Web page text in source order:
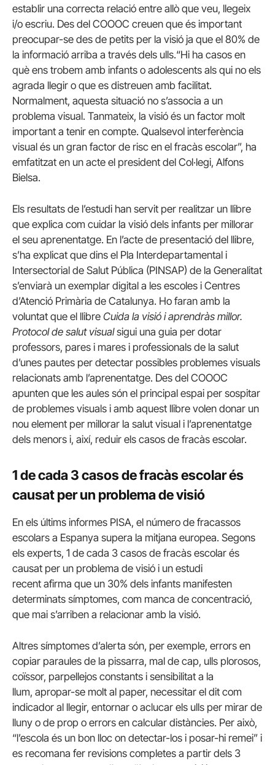
establir una correcta relació entre allò que veu, llegeix
i/o escriu. Des del COOOC creuen que és important
preocupar-se des de petits per la visió ja que el 80% de
la informació arriba a través dels ulls.“Hi ha casos en
què ens trobem amb infants o adolescents als qui no els
agrada llegir o que es distreuen amb facilitat.
Normalment, aquesta situació no s’associa a un
problema visual. Tanmateix, la visió és un factor molt
important a tenir en compte. Qualsevol interferència
visual és un gran factor de risc en el fracàs escolar”, ha
emfatitzat en un acte el president del Col·legi, Alfons
Bielsa.
Els resultats de l’estudi han servit per realitzar un llibre
que explica com cuidar la visió dels infants per millorar
el seu aprenentatge. En l’acte de presentació del llibre,
s’ha explicat que dins el Pla Interdepartamental i
Intersectorial de Salut Pública (PINSAP) de la Generalitat
s’enviarà un exemplar digital a les escoles i Centres
d’Atenció Primària de Catalunya. Ho faran amb la
voluntat que el llibre Cuida la visió i aprendràs millor.
Protocol de salut visualsigui una guia per dotar
professors, pares i mares i professionals de la salut
d’unes pautes per detectar possibles problemes visuals
relacionats amb l’aprenentatge. Des del COOOC
apunten que les aules són el principal espai per sospitar
de problemes visuals i amb aquest llibre volen donar un
nou element per millorar la salut visual i l’aprenentatge
dels menors i, així, reduir els casos de fracàs escolar.
1 de cada 3 casos de fracàs escolar és
causat per un problema de visió
En els últims informes PISA, el número de fracassos
escolars a Espanya supera la mitjana europea. Segons
els experts, 1 de cada 3 casos de fracàs escolar és
causat per un problema de visió i un estudi
recent afirma que un 30% dels infants manifesten
determinats símptomes, com manca de concentració,
que mai s’arriben a relacionar amb la visió.
Altres símptomes d’alerta són, per exemple, errors en
copiar paraules de la pissarra, mal de cap, ulls plorosos,
coïssor, parpellejos constants i sensibilitat a la
llum, apropar-se molt al paper, necessitar el dit com
indicador al llegir, entornar o aclucar els ulls per mirar de
lluny o de prop o errors en calcular distàncies. Per això,
“l’escola és un bon lloc on detectar-los i posar-hi remei” i
es recomana fer revisions completes a partir dels 3